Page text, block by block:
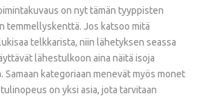
on nyt tämän tyyppisten
temmellyskenttä. Jos katsoo mitä
telkkarista, niin lähetyksen seassa
lähestulkoon aina näitä isoja
Samaan kategoriaan menevät myös monet
on yksi asia, jota tarvitaan